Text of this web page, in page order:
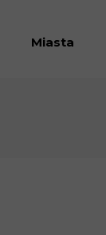
Miasta